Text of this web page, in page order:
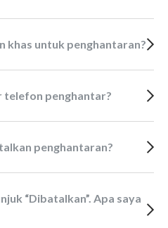
khas untuk penghantaran?
telefon penghantar?
penghantaran?